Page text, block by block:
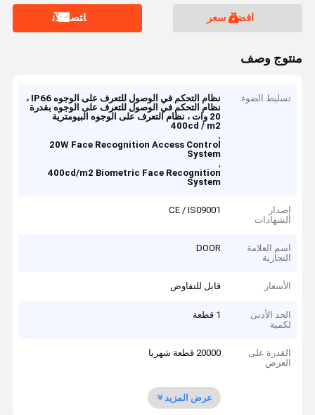
افضل سعر ﺎﺘﺼﻟ ﺍﻶﻧ
منتوج وصف
تسليط الضوء
نظام التحكم في الوصول للتعرف على الوجوه IP66 ،
نظام التحكم في الوصول للتعرف على الوجوه بقدرة
20 وات ، نظام التعرف على الوجوه البيومترية
400cd / m2
,
20W Face Recognition Access Control
System
,
400cd/m2 Biometric Face Recognition
System
إصدار
الشهادات
CE / IS09001
اسم العلامة
التجارية
DOOR
الأسعار قابل للتفاوض
الحد الأدنى
لكمية
1 قطعة
القدرة على
العرض
20000 قطعة شهريا
عرض المزيد